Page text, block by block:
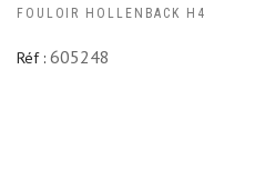
FOULOIR HOLLENBACK H4
Réf : 605248